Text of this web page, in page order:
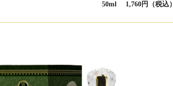
50ml 1,760円（税込